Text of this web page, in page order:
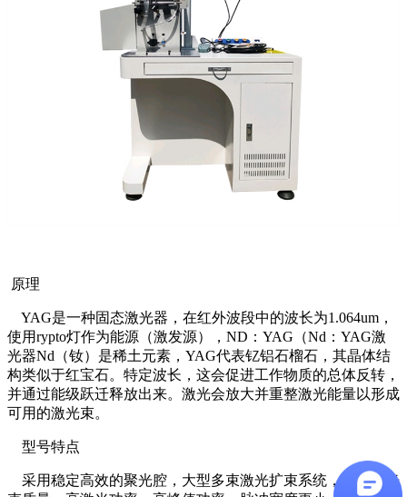
原理
YAG是一种固态激光器，在红外波段中的波长为1.064um，
使用rypto灯作为能源（激发源），ND：YAG（Nd：YAG激
光器Nd（钕）是稀土元素，YAG代表钇铝石榴石，其晶体结
构类似于红宝石。特定波长，这会促进工作物质的总体反转，
并通过能级跃迁释放出来。激光会放大并重整激光能量以形成
可用的激光束。
型号特点
采用稳定高效的聚光腔，大型多束激光扩束系统，更好的光